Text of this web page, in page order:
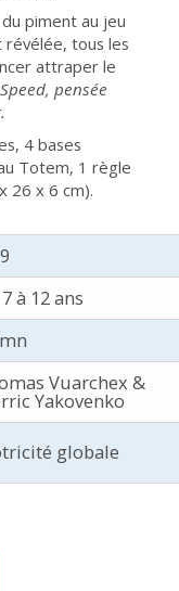
piment au jeu
révélée, tous les
attraper le
pensée
4 bases
Totem, 1 règle
26 x 6 cm).
à 12 ans
Vuarchex &
Yakovenko
globale